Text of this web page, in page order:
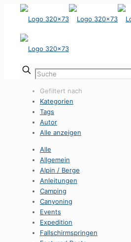
Gefiltert nach
Kategorien
Tags
Autor
Alle anzeigen
Alle
Allgemein
Alpin / Berge
Anleitungen
Camping
Canyoning
Events
Expedition
Fallschirmspringen